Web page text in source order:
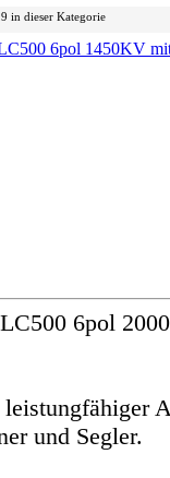
in dieser Kategorie
6pol
und Segler.